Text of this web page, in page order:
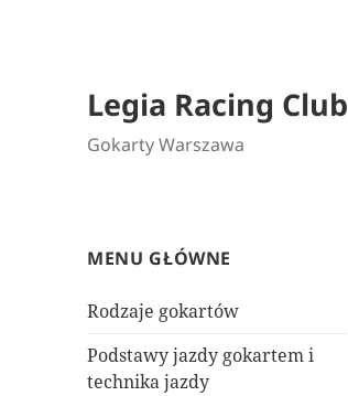
Legia Racing Club
Gokarty Warszawa
MENU GŁÓWNE
Rodzaje gokartów
Podstawy jazdy gokartem i
technika jazdy